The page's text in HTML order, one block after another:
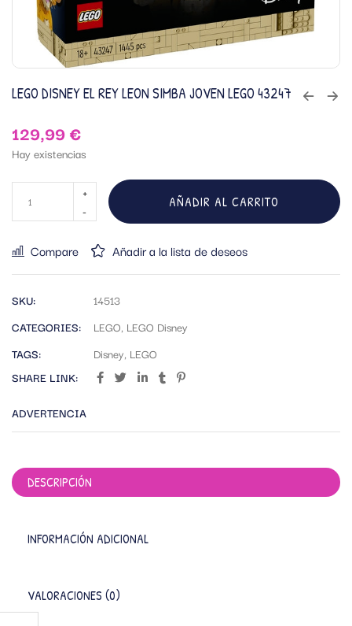
LEGO DISNEY EL REY LEON SIMBA JOVEN LEGO 43247
129,99€
Hay existencias
AÑADIR AL CARRITO
Compare Añadir a la lista de deseos
SKU:
14513
CATEGORIES:
LEGO, LEGO Disney
TAGS:
Disney, LEGO
SHARE LINK:
ADVERTENCIA
DESCRIPCIÓN
INFORMACIÓN ADICIONAL
VALORACIONES (0)